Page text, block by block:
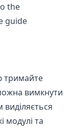
the
guide
тримайте
вимкнути
модулі та